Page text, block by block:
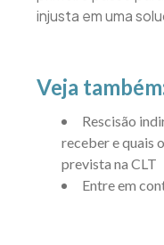
injusta em uma
Veja
Rescisão
receber e quais
prevista na CLT
Entre em